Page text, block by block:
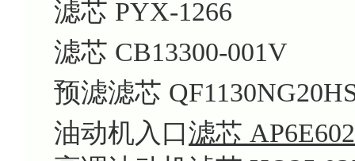
滤芯 PYX-1266
滤芯 CB13300-001V
预滤滤芯
油动机入口滤芯